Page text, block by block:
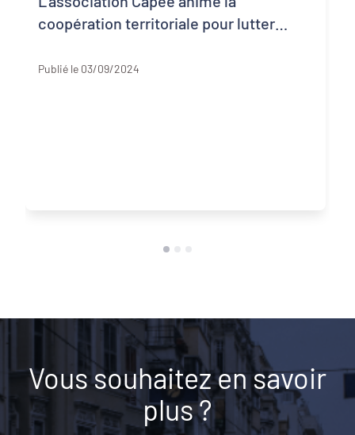
coopération territoriale pour lutter
du Grand Poitiers
Publié le 03/09/2024
Vous souhaitez en savoir
plus ?